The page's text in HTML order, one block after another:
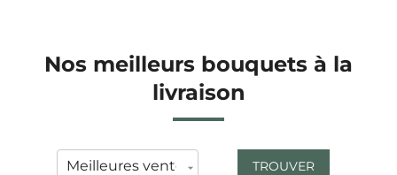
Nos meilleurs bouquets à la
livraison
TROUVER